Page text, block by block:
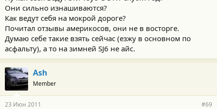
Они сильно изнашиваются?
Как ведут себя на мокрой дороге?
Почитал отзывы америкосов, они не в восторге.
Думаю себе такие взять сейчас (езжу в основном по
асфальту), а то на зимней SJ6 не айс.
Ash
Member
23 Июн 2011 #69